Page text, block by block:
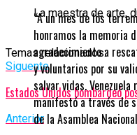
La maestra de arte,
Temas relacionados:
Siguente
Estados Unidos bombardeó
Anterior
“A un mes de los
honramos la memoria
agradecimiento a
y voluntarios por su
salvar vidas.
manifestó a través de
de la Asamblea